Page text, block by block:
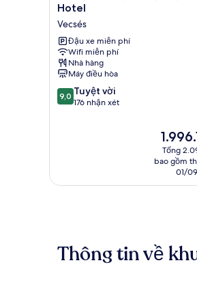
Airport
Hotel
Vecsés
Hotel
Vecsés
Đậu xe miễn phí
Wifi miễn phí
Nhà hàng
Máy điều hòa
9.0
trên
9,0 Tuyệt vời
176 nhận xét
Giá
hiện
tại
Tổng
bao gồm
01/
Thông tin về